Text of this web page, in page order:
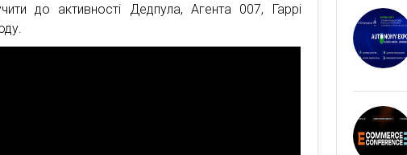
до активності Дедпула, Агента 007, Гаррі